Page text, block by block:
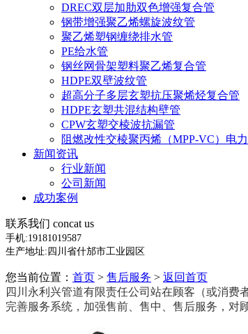
DREC双层加肋双色增强复合管
钢带增强聚乙烯螺旋波纹管
聚乙烯塑钢缠绕排水管
PE给水管
钢丝网骨架塑料聚乙烯复合管
HDPE双壁波纹管
超高分子多层玄塑抗压聚烯烃复合管
HDPE玄塑共混结构壁管
CPW玄塑交棱波抗漏管
阻燃改性交棱聚丙烯（MPP-VC）电
新闻资讯
行业新闻
公司新闻
成功案例
联系我们 concat us
手机:19181019587
生产地址:四川省什邡市工业园区
您当前位置： 首页 > 售后服务 > 返回首页
四川永利兴管道有限责任公司站在顾客（或消费
完善服务系统，加强售前、售中、售后服务，对